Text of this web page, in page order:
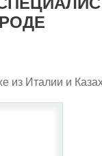
из Италии и